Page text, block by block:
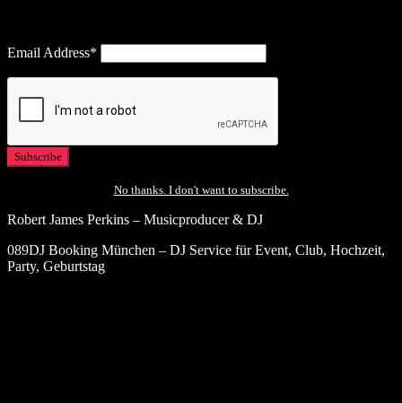
Email Address*
No thanks. I don't want to subscribe.
Robert James Perkins – Musicproducer & DJ
089DJ Booking München – DJ Service für Event, Club, Hochzeit,
Party, Geburtstag